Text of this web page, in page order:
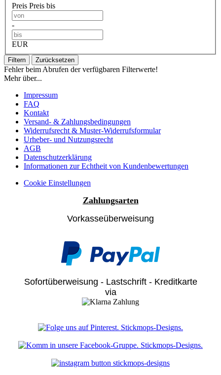
Preis Preis bis
-
EUR
Filtern Zurücksetzen
Fehler beim Abrufen der verfügbaren Filterwerte!
Mehr über...
Impressum
FAQ
Kontakt
Versand- & Zahlungsbedingungen
Widerrufsrecht & Muster-Widerrufsformular
Urheber- und Nutzungsrecht
AGB
Datenschutzerklärung
Informationen zur Echtheit von Kundenbewertungen
Cookie Einstellungen
Zahlungsarten
Vorkasseüberweisung
Sofortüberweisung - Lastschrift - Kreditkarte
via